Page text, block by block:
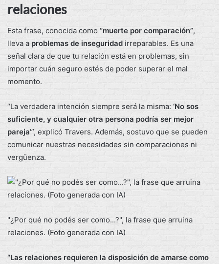
relaciones
Esta frase, conocida como “muerte por comparación”,
lleva a problemas de inseguridad irreparables. Es una
señal clara de que tu relación está en problemas, sin
importar cuán seguro estés de poder superar el mal
momento.
“La verdadera intención siempre será la misma: ‘No sos
suficiente, y cualquier otra persona podría ser mejor
pareja’”, explicó Travers. Además, sostuvo que se pueden
comunicar nuestras necesidades sin comparaciones ni
vergüenza.
"¿Por qué no podés ser como...?", la frase que arruina
relaciones. (Foto generada con IA)
“Las relaciones requieren la disposición de amarse como